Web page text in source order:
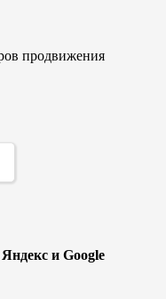
продвижения
и Google